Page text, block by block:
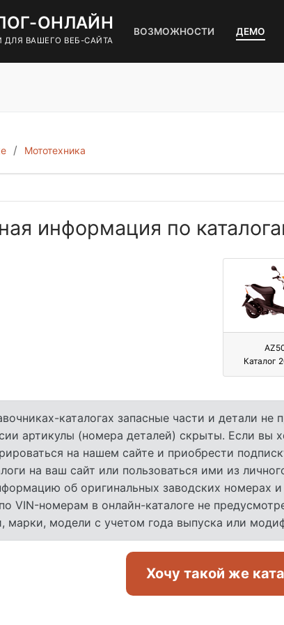
ОНЛАЙН
ДЛЯ ВАШЕГО ВЕБ-САЙТА
ВОЗМОЖНОСТИ ДЕМО
Мототехника
информация по
Каталог
каталогах запасные части и детали
артикулы (номера деталей) скрыты. Если вы
на нашем сайте и приобрести
на ваш сайт или пользоваться ими из
об оригинальных заводских номерах
VIN-номерам в онлайн-каталоге не
марки, модели с учетом года выпуска или
Хочу такой же